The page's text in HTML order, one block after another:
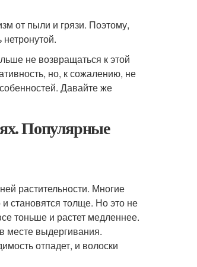
от пыли и грязи. Поэтому,
не возвращаться к этой
но, к сожалению, не
Давайте же
Популярные
растительности. Многие
становятся толще. Но это не
тоньше и растет медленнее.
месте выдергивания.
отпадет, и волоски